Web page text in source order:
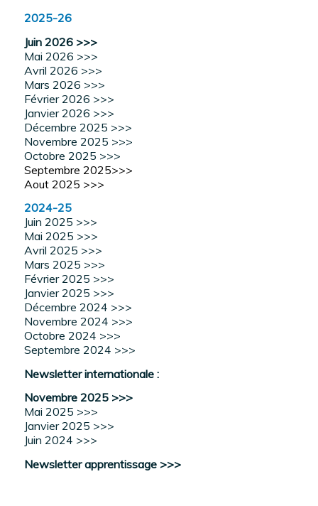
2025-26
Juin 2026 >>>
Mai 2026 >>>
Avril 2026 >>>
Mars 2026 >>>
Février 2026 >>>
Janvier 2026 >>>
Décembre 2025 >>>
Novembre 2025 >>>
Octobre 2025 >>>
Septembre 2025>>>
Aout 2025 >>>
2024-25
Juin 2025 >>>
Mai 2025 >>>
Avril 2025 >>>
Mars 2025 >>>
Février 2025 >>>
Janvier 2025 >>>
Décembre 2024 >>>
Novembre 2024 >>>
Octobre 2024 >>>
Septembre 2024 >>>
Newsletter internationale :
Novembre 2025 >>>
Mai 2025 >>>
Janvier 2025 >>>
Juin 2024 >>>
Newsletter apprentissage >>>